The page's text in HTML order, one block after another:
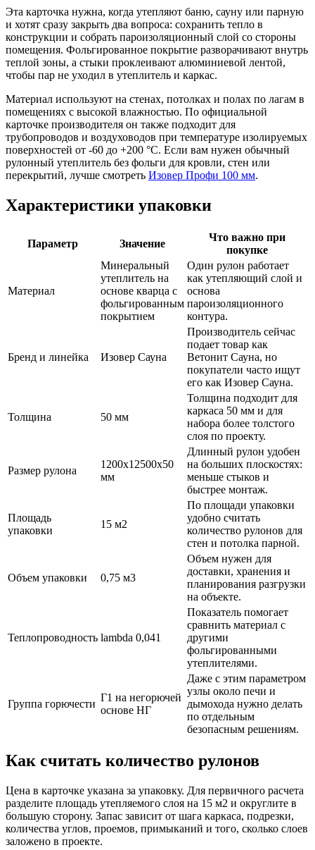
Эта карточка нужна, когда утепляют баню, сауну или парную
и хотят сразу закрыть два вопроса: сохранить тепло в
конструкции и собрать пароизоляционный слой со стороны
помещения. Фольгированное покрытие разворачивают внутрь
теплой зоны, а стыки проклеивают алюминиевой лентой,
чтобы пар не уходил в утеплитель и каркас.
Материал используют на стенах, потолках и полах по лагам в
помещениях с высокой влажностью. По официальной
карточке производителя он также подходит для
трубопроводов и воздуховодов при температуре изолируемых
поверхностей от -60 до +200 °C. Если вам нужен обычный
рулонный утеплитель без фольги для кровли, стен или
перекрытий, лучше смотреть Изовер Профи 100 мм.
Характеристики упаковки
Параметр Значение
Что важно при
покупке
Материал
Минеральный
утеплитель на
основе кварца с
фольгированным
покрытием
Один рулон работает
как утепляющий слой и
основа
пароизоляционного
контура.
Бренд и линейка Изовер Сауна
Производитель сейчас
подает товар как
Ветонит Сауна, но
покупатели часто ищут
его как Изовер Сауна.
Толщина 50 мм
Толщина подходит для
каркаса 50 мм и для
набора более толстого
слоя по проекту.
Размер рулона
1200x12500x50
мм
Длинный рулон удобен
на больших плоскостях:
меньше стыков и
быстрее монтаж.
Площадь
упаковки
15 м2
По площади упаковки
удобно считать
количество рулонов для
стен и потолка парной.
Объем упаковки 0,75 м3
Объем нужен для
доставки, хранения и
планирования разгрузки
на объекте.
Теплопроводность lambda 0,041
Показатель помогает
сравнить материал с
другими
фольгированными
утеплителями.
Группа горючести
Г1 на негорючей
основе НГ
Даже с этим параметром
узлы около печи и
дымохода нужно делать
по отдельным
безопасным решениям.
Как считать количество рулонов
Цена в карточке указана за упаковку. Для первичного расчета
разделите площадь утепляемого слоя на 15 м2 и округлите в
большую сторону. Запас зависит от шага каркаса, подрезки,
количества углов, проемов, примыканий и того, сколько слоев
заложено в проекте.